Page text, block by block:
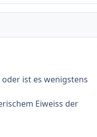
ist es wenigstens
Eiweiss der